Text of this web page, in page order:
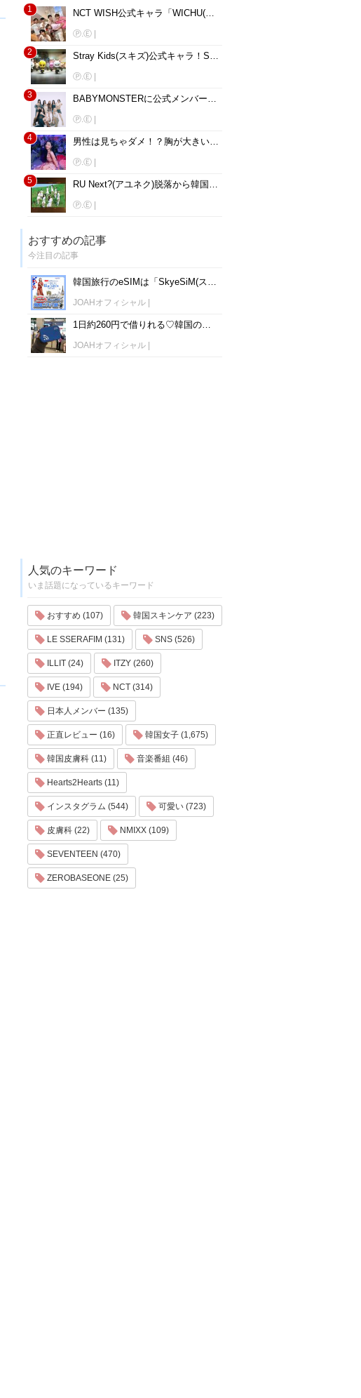
1 NCT WISH公式キャラ「WICHU(ウィチュ)」！名前、読み方、動物を大公開♡
Ⓟ.Ⓔ|
2
Stray Kids(スキズ)公式キャラ！SKZOOの名前、読み方、動物を大公開♡
Ⓟ.Ⓔ|
3
BABYMONSTERに公式メンバーカラーはある？メンバー別に紹介♡
Ⓟ.Ⓔ|
4
男性は見ちゃダメ！？胸が大きいと話題の韓国女性アイドル15人を紹介♡
Ⓟ.Ⓔ|
5
RU Next?(アユネク)脱落から韓国アイドルになった5人は？
Ⓟ.Ⓔ|
おすすめの記事
今注目の記事
韓国旅行のeSIMは「SkyeSiM(スカイイーシム)」！1日単位で最安値380円から利用可能！
JOAHオフィシャル|
1日約260円で借りれる♡韓国のWiFiレンタルおすすめ「WiFi弁当(WiFi Dosirak)」
JOAHオフィシャル|
人気のキーワード
いま話題になっているキーワード
おすすめ (107) 韓国スキンケア (223)
LE SSERAFIM (131) SNS (526)
ILLIT (24) ITZY (260)
IVE (194) NCT (314)
日本人メンバー (135)
正直レビュー (16) 韓国女子 (1,675)
韓国皮膚科 (11) 音楽番組 (46)
Hearts2Hearts (11)
インスタグラム (544) 可愛い (723)
皮膚科 (22) NMIXX (109)
SEVENTEEN (470)
ZEROBASEONE (25)